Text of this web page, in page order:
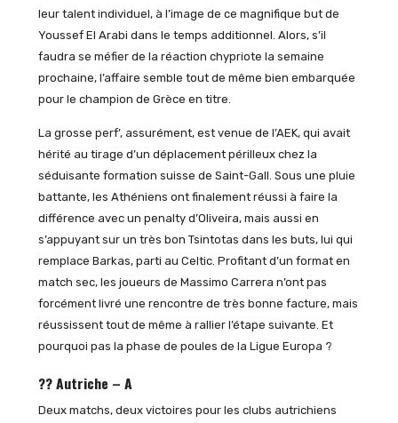
leur talent individuel, à l’image de ce magnifique but de
Youssef El Arabi dans le temps additionnel. Alors, s’il
faudra se méfier de la réaction chypriote la semaine
prochaine, l’affaire semble tout de même bien embarquée
pour le champion de Grèce en titre.
La grosse perf’, assurément, est venue de l’AEK, qui avait
hérité au tirage d’un déplacement périlleux chez la
séduisante formation suisse de Saint-Gall. Sous une pluie
battante, les Athéniens ont finalement réussi à faire la
différence avec un penalty d’Oliveira, mais aussi en
s’appuyant sur un très bon Tsintotas dans les buts, lui qui
remplace Barkas, parti au Celtic. Profitant d’un format en
match sec, les joueurs de Massimo Carrera n’ont pas
forcément livré une rencontre de très bonne facture, mais
réussissent tout de même à rallier l’étape suivante. Et
pourquoi pas la phase de poules de la Ligue Europa ?
?? Autriche – A
Deux matchs, deux victoires pour les clubs autrichiens